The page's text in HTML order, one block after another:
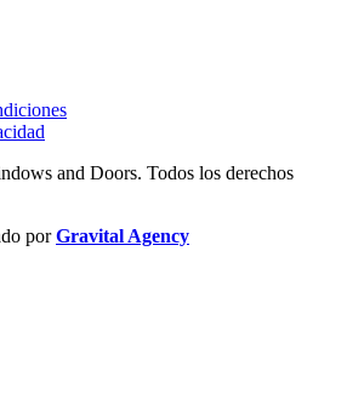
and Doors. Todos los derechos
porGravital Agency